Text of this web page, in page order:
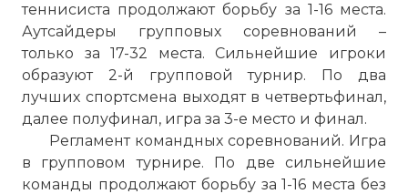
теннисиста продолжают борьбу за 1-16 места.
Аутсайдеры групповых соревнований –
только за 17-32 места. Сильнейшие игроки
образуют 2-й групповой турнир. По два
лучших спортсмена выходят в четвертьфинал,
далее полуфинал, игра за 3-е место и финал.
Регламент командных соревнований. Игра
в групповом турнире. По две сильнейшие
команды продолжают борьбу за 1-16 места без